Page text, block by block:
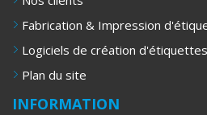
Fabrication & Impression
Logiciels de création d'étiquettes
Plan du site
INFORMATION